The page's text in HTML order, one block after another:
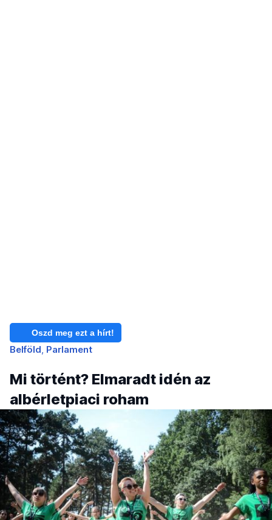
Oszd meg ezt a hírt!
Belföld Parlament
Mi történt? Elmaradt idén az
albérletpiaci roham